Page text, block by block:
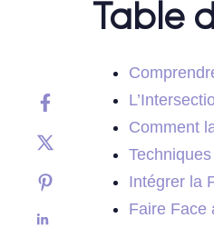
Table
Comment
Intégrer la
Faire Face